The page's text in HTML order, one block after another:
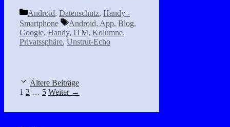
Kategorien
Android, Datenschutz, Handy -
Smartphone
Schlagwörter
Android, App, Blog,
Google, Handy, ITM, Kolumne,
Privatssphäre, Unstrut-Echo
Ältere Beiträge
Seite
1 Seite
2 … Seite
5 Weiter →